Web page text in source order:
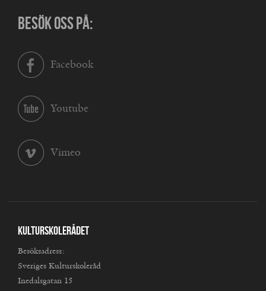
BESÖK OSS PÅ:
Facebook
Youtube
Vimeo
Kulturskolerådet
Besöksadress:
Sveriges Kulturskoleråd
Inedalsgatan 15